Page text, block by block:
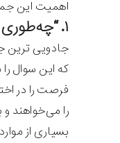
اهمیت این
۱. “چه‌طوری می‌توانم کمک‌تان کنم؟”:
جادویی
که این سوال
فرصت را در
را می‌خواهند و
بسیاری از